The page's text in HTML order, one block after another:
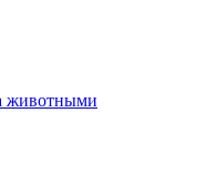
животными